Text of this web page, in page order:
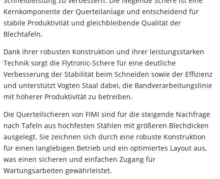
Kernkomponente der Querteilanlage und entscheidend für
stabile Produktivität und gleichbleibende Qualität der
Blechtafeln.
Dank ihrer robusten Konstruktion und ihrer leistungsstarken
Technik sorgt die Flytronic-Schere für eine deutliche
Verbesserung der Stabilität beim Schneiden sowie der Effizienz
und unterstützt Vogten Staal dabei, die Bandverarbeitungslinie
mit höherer Produktivität zu betreiben.
Die Querteilscheren von FIMI sind für die steigende Nachfrage
nach Tafeln aus hochfesten Stählen mit größeren Blechdicken
ausgelegt. Sie zeichnen sich durch eine robuste Konstruktion
für einen langlebigen Betrieb und ein optimiertes Layout aus,
was einen sicheren und einfachen Zugang für
Wartungsarbeiten gewährleistet.